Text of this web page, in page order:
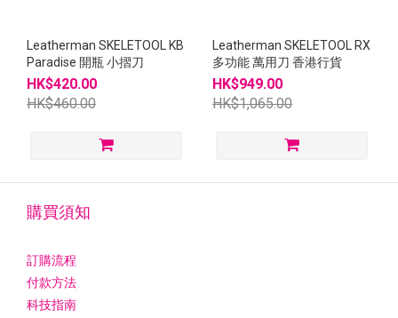
Leatherman SKELETOOL KB
Paradise 開瓶 小摺刀
HK$420.00
HK$460.00
Leatherman SKELETOOL RX
多功能 萬用刀 香港行貨
HK$949.00
HK$1,065.00
購買須知
訂購流程
付款方法
科技指南